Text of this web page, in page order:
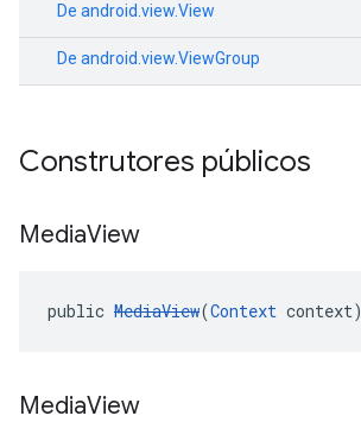
De android.view.View
De android.view.ViewGroup
Construtores públicos
MediaView
public MediaView(Context context)
MediaView